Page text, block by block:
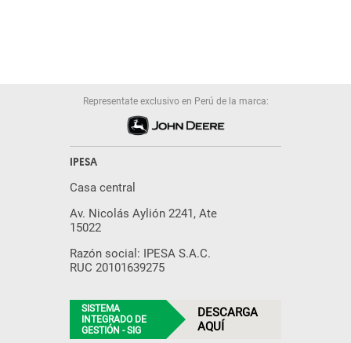
Representate exclusivo en Perú de la marca:
IPESA
Casa central
Av. Nicolás Aylión 2241, Ate
15022
Razón social: IPESA S.A.C.
RUC 20101639275
SISTEMA
INTEGRADO DE
GESTIÓN - SIG
DESCARGA
AQUÍ